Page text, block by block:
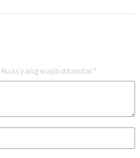
Ruas yang wajib ditandai *